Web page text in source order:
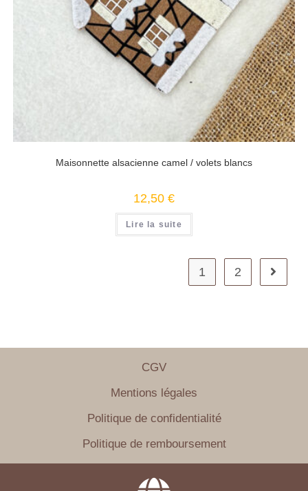
Maisonnette alsacienne camel / volets blancs
12,50 €
Lire la suite
1 2
CGV
Mentions légales
Politique de confidentialité
Politique de remboursement